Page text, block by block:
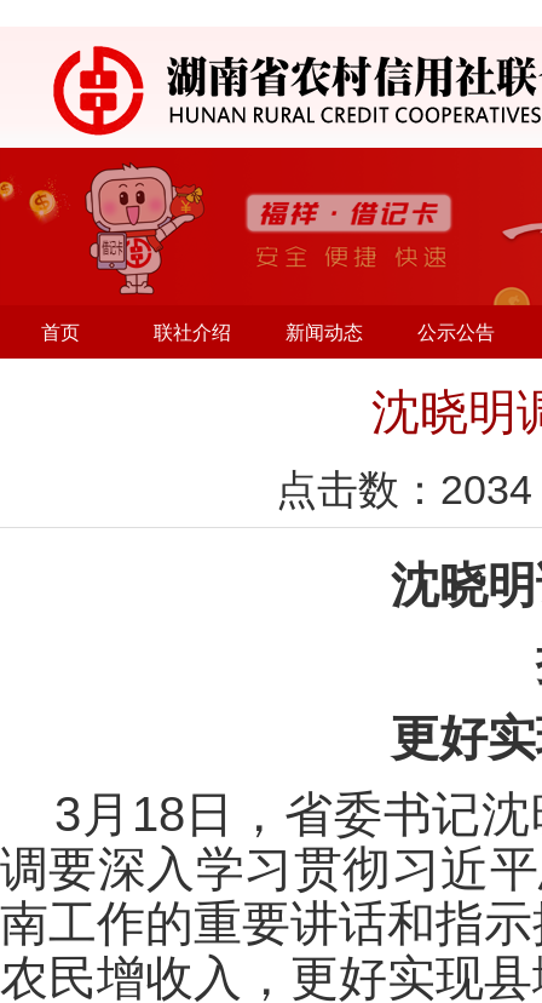
首页 联社介绍 新闻动态 公示公告
沈晓明
点击数： 2034
沈晓
更好
3月18日，省委书记
调要深入学习贯彻习近
南工作的重要讲话和指
农民增收入，更好实现